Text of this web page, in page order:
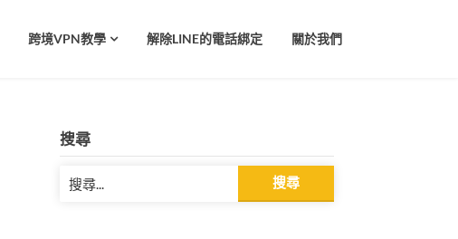
跨境VPN教學 解除LINE的電話綁定 關於我們
搜尋
搜
尋